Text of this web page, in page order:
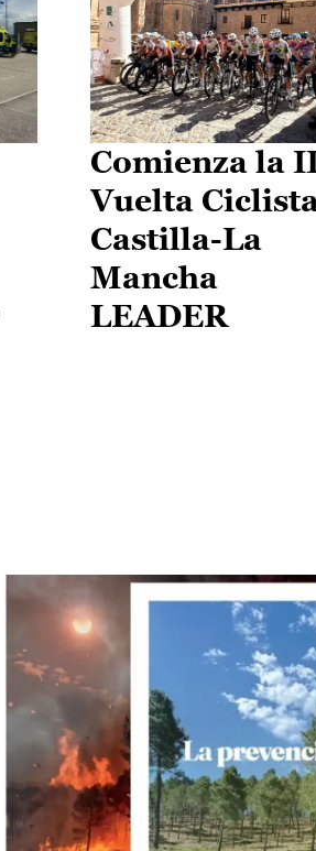
Comienza la
Vuelta
Castilla-La
Mancha
LEADER